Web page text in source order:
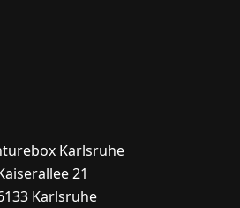
Karlsruhe
21
Karlsruhe